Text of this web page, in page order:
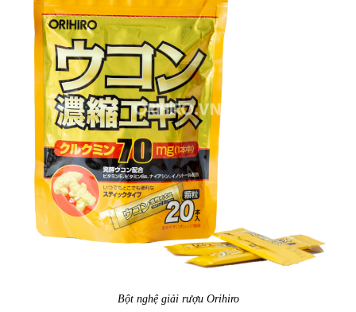
Bột nghệ giải rượu Orihiro